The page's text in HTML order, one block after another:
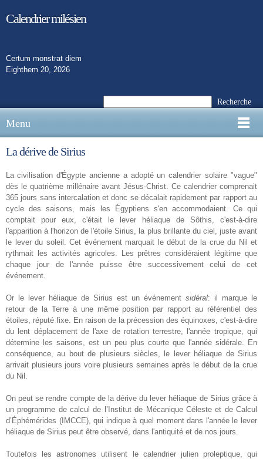
Calendrier milésien
Certum monstrat diem
Eighthem 20, 2026
Recherche
Menu
La dérive de Sirius
La civilisation d'Égypte ancienne a adopté un calendrier solaire "vague"
dès le quatrième millénaire avant Jésus-Christ. Ce calendrier comprenait
365 jours sans intercalation et donc se décalait rapidement par rapport au
cycle des saisons, mais les Égyptiens s'en accommodaient. Ce qui
comptait pour eux, c'était le lever héliaque de Sôthis, c'est-à-dire
l'apparition à l'horizon de l'étoile Sirius, la plus brillante du ciel, juste avant
le lever du soleil. Cet événement marquait le début de la crue du Nil et
rythmait les activités agricoles. Les prêtres considéraient légitime que
chaque jour de l'année puisse être successivement celui de cet
événement.
Or le lever héliaque de Sirius est un événement sidéral: il marque le
retour de la Terre à une même position par rapport au référentiel des
étoiles, réputé fixe. En raison de la précession des équinoxes, c'est-à-dire
du lent déplacement de l'axe de rotation terrestre, l'année tropique, qui
détermine les saisons, est un peu plus courte que l'année sidérale. En
conséquence, au bout de plusieurs siècles, le lever héliaque de Sirius
arrivait plusieurs jours voire plusieurs semaines après le début de la crue
du Nil.
On peut se rendre compte de la dérive du lever héliaque de Sirius grâce à
un programme de calcul de l’Institut de Mécanique Céleste et de Calcul
d’Éphémérides (IMCCE), qui indique à quel moment dans l'année le lever
héliaque de Sirius peut être observé, dans l'antiquité et de nos jours.
Toutefois les astronomes utilisent le calendrier julien proleptique, qui